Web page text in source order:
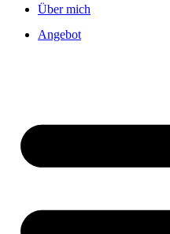
Über mich
Angebot